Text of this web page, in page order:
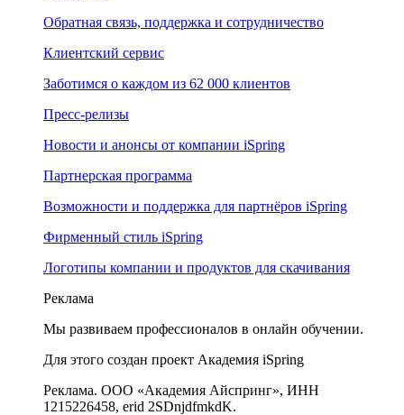
Обратная связь, поддержка и сотрудничество
Клиентский сервис
Заботимся о каждом из 62 000 клиентов
Пресс-релизы
Новости и анонсы от компании iSpring
Партнерская программа
Возможности и поддержка для партнёров iSpring
Фирменный стиль iSpring
Логотипы компании и продуктов для скачивания
Реклама
Мы развиваем профессионалов в онлайн обучении.
Для этого создан проект Академия iSpring
Реклама. ООО «Академия Айспринг», ИНН
1215226458, erid 2SDnjdfmkdK.